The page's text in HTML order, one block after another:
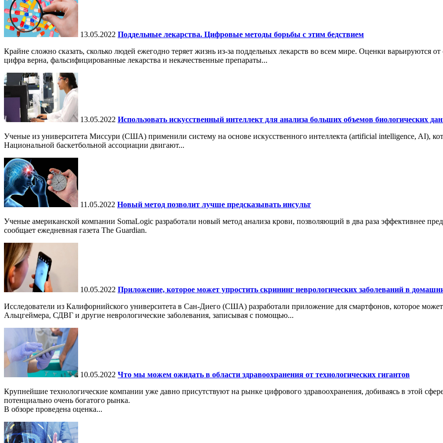
13.05.2022 Поддельные лекарства. Цифровые методы борьбы с этим бедствием
Крайне сложно сказать, сколько людей ежегодно теряет жизнь из-за поддельных лекарств во всем мире. Оценки варьируются
цифра верна, фальсифицированные лекарства и некачественные препараты...
13.05.2022 Использовать искусственный интеллект для анализа больших объемов биологических
Ученые из университета Миссури (США) применили систему на основе искусственного интеллекта (artificial intelligence, AI),
Национальной баскетбольной ассоциации двигают...
11.05.2022 Новый метод позволит лучше предсказывать инсульт
Ученые американской компании SomaLogic разработали новый метод анализа крови, позволяющий в два раза эффективнее
сообщает ежедневная газета The Guardian.
10.05.2022 Приложение, которое может упростить скрининг неврологических заболеваний в
Исследователи из Калифорнийского университета в Сан-Диего (США) разработали приложение для смартфонов, которое
Альцгеймера, СДВГ и другие неврологические заболевания, записывая с помощью...
10.05.2022 Что мы можем ожидать в области здравоохранения от технологических гигантов
Крупнейшие технологические компании уже давно присутствуют на рынке цифрового здравоохранения, добиваясь в этой
потенциально очень богатого рынка.
В обзоре проведена оценка...